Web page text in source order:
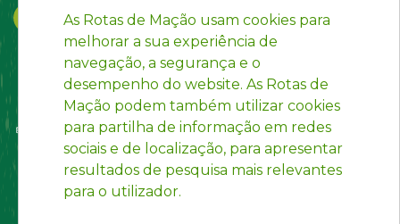
As Rotas de Mação usam cookies para
melhorar a sua experiência de
navegação, a segurança e o
desempenho do website. As Rotas de
Mação podem também utilizar cookies
para partilha de informação em redes
sociais e de localização, para apresentar
resultados de pesquisa mais relevantes
para o utilizador.